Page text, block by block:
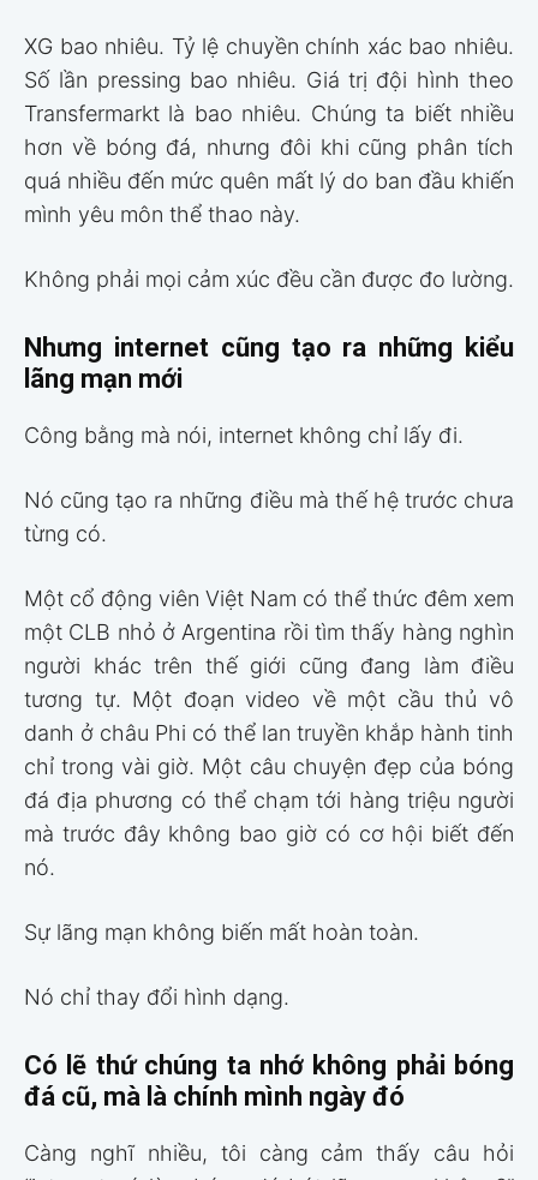
XG bao nhiêu. Tỷ lệ chuyền chính xác bao nhiêu.
Số lần pressing bao nhiêu. Giá trị đội hình theo
Transfermarkt là bao nhiêu. Chúng ta biết nhiều
hơn về bóng đá, nhưng đôi khi cũng phân tích
quá nhiều đến mức quên mất lý do ban đầu khiến
mình yêu môn thể thao này.
Không phải mọi cảm xúc đều cần được đo lường.
Nhưng internet cũng tạo ra những kiểu
lãng mạn mới
Công bằng mà nói, internet không chỉ lấy đi.
Nó cũng tạo ra những điều mà thế hệ trước chưa
từng có.
Một cổ động viên Việt Nam có thể thức đêm xem
một CLB nhỏ ở Argentina rồi tìm thấy hàng nghìn
người khác trên thế giới cũng đang làm điều
tương tự. Một đoạn video về một cầu thủ vô
danh ở châu Phi có thể lan truyền khắp hành tinh
chỉ trong vài giờ. Một câu chuyện đẹp của bóng
đá địa phương có thể chạm tới hàng triệu người
mà trước đây không bao giờ có cơ hội biết đến
nó.
Sự lãng mạn không biến mất hoàn toàn.
Nó chỉ thay đổi hình dạng.
Có lẽ thứ chúng ta nhớ không phải bóng
đá cũ, mà là chính mình ngày đó
Càng nghĩ nhiều, tôi càng cảm thấy câu hỏi